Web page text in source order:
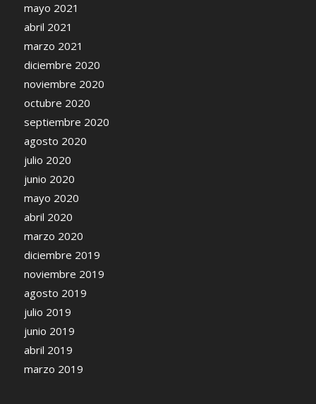
mayo 2021
abril 2021
marzo 2021
diciembre 2020
noviembre 2020
octubre 2020
septiembre 2020
agosto 2020
julio 2020
junio 2020
mayo 2020
abril 2020
marzo 2020
diciembre 2019
noviembre 2019
agosto 2019
julio 2019
junio 2019
abril 2019
marzo 2019